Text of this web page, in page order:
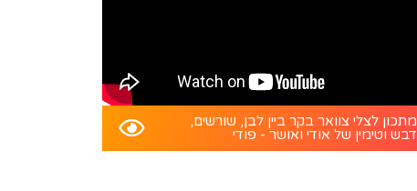
מתכון לצלי צוואר בקר ביין לבן, שורשים,
דבש וטימין של אודי ואושר - פודי